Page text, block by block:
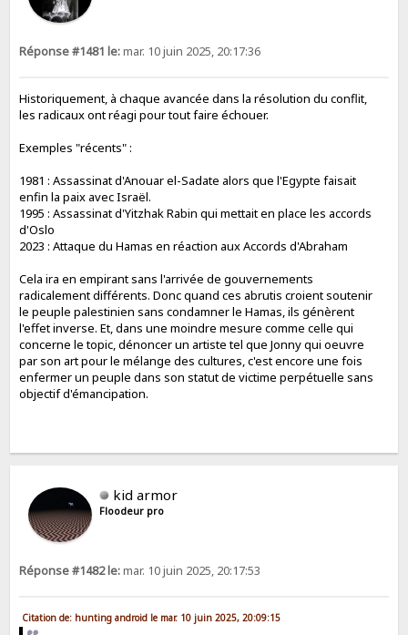
Réponse #1481 le:mar. 10 juin 2025, 20:17:36
Historiquement, à chaque avancée dans la résolution du conflit,
les radicaux ont réagi pour tout faire échouer.
Exemples "récents" :
1981 : Assassinat d'Anouar el-Sadate alors que l'Egypte faisait
enfin la paix avec Israël.
1995 : Assassinat d'Yitzhak Rabin qui mettait en place les accords
d'Oslo
2023 : Attaque du Hamas en réaction aux Accords d'Abraham
Cela ira en empirant sans l'arrivée de gouvernements
radicalement différents. Donc quand ces abrutis croient soutenir
le peuple palestinien sans condamner le Hamas, ils génèrent
l'effet inverse. Et, dans une moindre mesure comme celle qui
concerne le topic, dénoncer un artiste tel que Jonny qui oeuvre
par son art pour le mélange des cultures, c'est encore une fois
enfermer un peuple dans son statut de victime perpétuelle sans
objectif d'émancipation.
kid armor
Floodeur pro
Réponse #1482 le:mar. 10 juin 2025, 20:17:53
Citation de: hunting android le mar. 10 juin 2025, 20:09:15